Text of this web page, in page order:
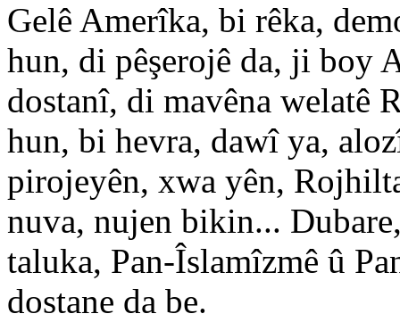
Gelê Amerîka, bi rêka,
hun, di pêşerojê da, ji boy
dostanî, di mavêna welatê
hun, bi hevra, dawî ya,
pirojeyên, xwa yên,
nuva, nujen bikin...
taluka, Pan-Îslamîzmê û
dostane da be.